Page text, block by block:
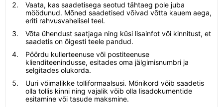
Vaata, kas saadetisega seotud tähtaeg pole juba
möödunud. Mõned saadetised võivad võtta kauem aega,
eriti rahvusvahelisel teel.
Võta ühendust saatjaga ning küsi lisainfot või kinnitust, et
saadetis on õigesti teele pandud.
Pöördu kullerteenuse või postiteenuse
klienditeenindusse, esitades oma jälgimisnumbri ja
selgitades olukorda.
Uuri võimalikke tolliformaalsusi. Mõnikord võib saadetis
olla tollis kinni ning vajalik võib olla lisadokumentide
esitamine või tasude maksmine.